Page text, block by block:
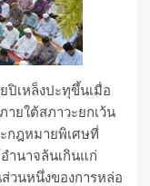
เหล็งปะทุขึ้นเมื่อ
ยใต้สภาวะยกเว้น
กฎหมายพิเศษที่
ำนาจล้นเกินแก่
วนหนึ่งของการหล่อ